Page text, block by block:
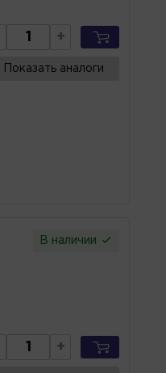
+
Показать аналоги
В наличии
+